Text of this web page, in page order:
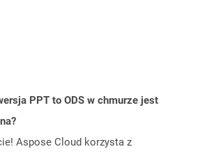
PPT to ODS w chmurze jest
Aspose Cloud korzysta z